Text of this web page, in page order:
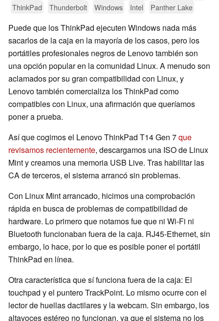
ThinkPad
Thunderbolt Windows Intel Panther Lake
Puede que los ThinkPad ejecuten Windows nada más
sacarlos de la caja en la mayoría de los casos, pero los
portátiles profesionales negros de Lenovo también son
una opción popular en la comunidad Linux. A menudo son
aclamados por su gran compatibilidad con Linux, y
Lenovo también comercializa los ThinkPad como
compatibles con Linux, una afirmación que queríamos
poner a prueba.
Así que cogimos el Lenovo ThinkPad T14 Gen 7que
revisamos recientemente, descargamos una ISO de Linux
Mint y creamos una memoria USB Live. Tras habilitar las
CA de terceros, el sistema arrancó sin problemas.
Con Linux Mint arrancado, hicimos una comprobación
rápida en busca de problemas de compatibilidad de
hardware. Lo primero que notamos fue que ni Wi-Fi ni
Bluetooth funcionaban fuera de la caja. RJ45-Ethernet, sin
embargo, lo hace, por lo que es posible poner el portátil
ThinkPad en línea.
Otra característica que sí funciona fuera de la caja: El
touchpad y el puntero TrackPoint. Lo mismo ocurre con el
lector de huellas dactilares y la webcam. Sin embargo, los
altavoces estéreo no funcionan, ya que el sistema no los